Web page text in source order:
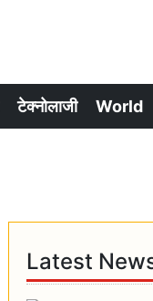
टेक्नोलाजी World
Latest